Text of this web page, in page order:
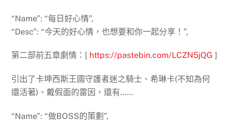
“Name”: “每日好心情”,
“Desc”: “今天的好心情，也想要和你一起分享！”,
第二部前五章劇情： [ https://pastebin.com/LCZN5jQG]
引出了卡坤西斯王國守護者迷之騎士、希琳卡(不知為何
還活著)、戴假面的雷因，還有……
“Name”: “做BOSS的策劃”,